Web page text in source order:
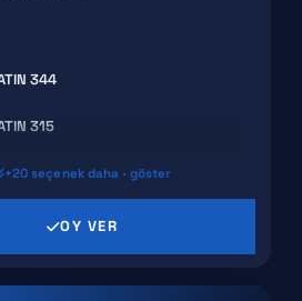
344
315
+20 seçenek daha · göster
OY VER